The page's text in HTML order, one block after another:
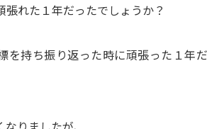
張れた１年だったでしょうか？
を持ち振り返った時に頑張った１年